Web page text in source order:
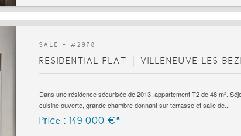
SALE - # 2978
RESIDENTIAL FLAT VILLENEUVE LES
Dans une résidence sécurisée de 2013, appartement T2 de 48 m².
cuisine ouverte, grande chambre donnant sur terrasse et salle de...
Price : 149 000 €*